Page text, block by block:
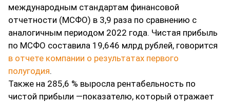
международным стандартам финансовой
отчетности (МСФО) в 3,9 раза по сравнению с
аналогичным периодом 2022 года. Чистая прибыль
по МСФО составила 19,646 млрд рублей, говорится
в отчете компании о результатах первого
полугодия.
Также на 285,6 % выросла рентабельность по
чистой прибыли ―показателю, который отражает